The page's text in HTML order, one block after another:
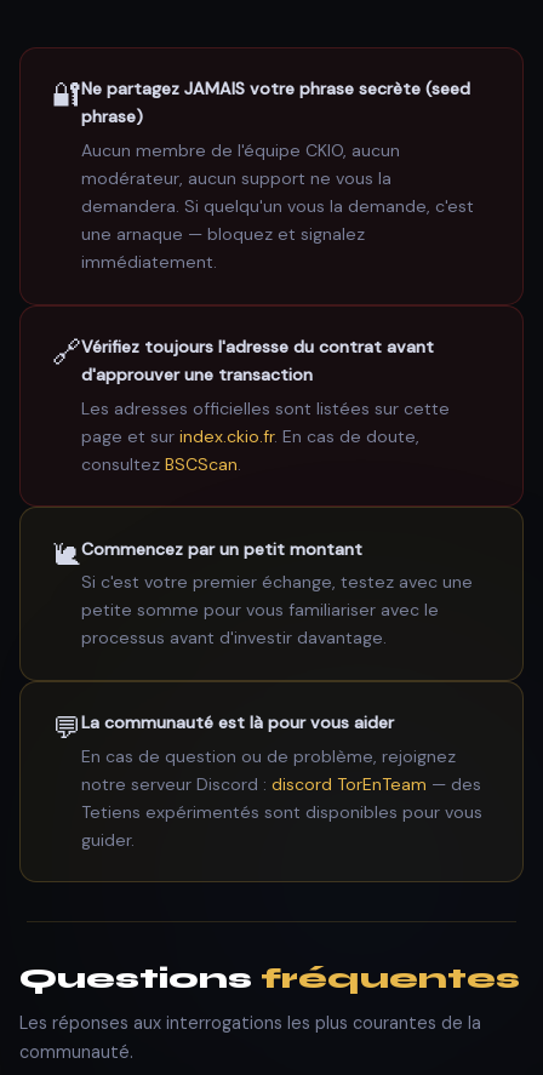
🔐Ne partagez JAMAIS votre phrase secrète (seed
phrase)
Aucun membre de l'équipe CKIO, aucun
modérateur, aucun support ne vous la
demandera. Si quelqu'un vous la demande, c'est
une arnaque — bloquez et signalez
immédiatement.
🔗Vérifiez toujours l'adresse du contrat avant
d'approuver une transaction
Les adresses officielles sont listées sur cette
page et sur index.ckio.fr. En cas de doute,
consultez BSCScan.
🐌Commencez par un petit montant
Si c'est votre premier échange, testez avec une
petite somme pour vous familiariser avec le
processus avant d'investir davantage.
💬La communauté est là pour vous aider
En cas de question ou de problème, rejoignez
notre serveur Discord : discord TorEnTeam — des
Tetiens expérimentés sont disponibles pour vous
guider.
Questions fréquentes
Les réponses aux interrogations les plus courantes de la
communauté.